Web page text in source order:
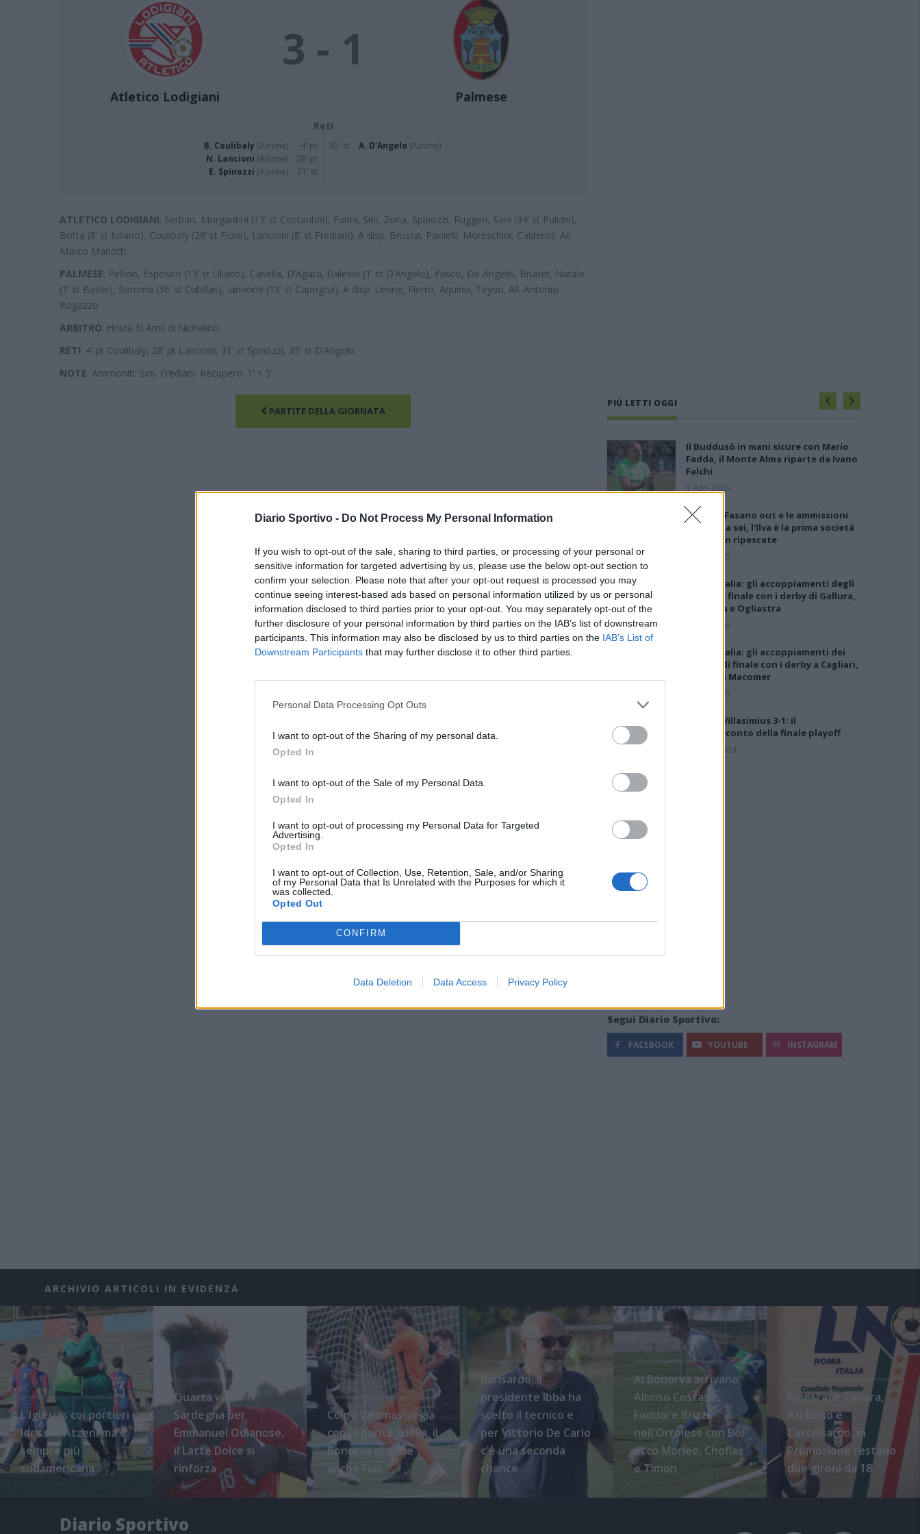
Diario Sportivo - Do Not Process My Personal Information
If you wish to opt-out of the sale, sharing to third parties, or processing of your personal or
sensitive information for targeted advertising by us, please use the below opt-out section to
confirm your selection. Please note that after your opt-out request is processed you may
continue seeing interest-based ads based on personal information utilized by us or personal
information disclosed to third parties prior to your opt-out. You may separately opt-out of the
further disclosure of your personal information by third parties on the IAB’s list of downstream
participants. This information may also be disclosed by us to third parties on the IAB’s List of
Downstream Participants that may further disclose it to other third parties.
Personal Data Processing Opt Outs
I want to opt-out of the Sharing of my personal data.
Opted In
I want to opt-out of the Sale of my Personal Data.
Opted In
I want to opt-out of processing my Personal Data for Targeted
Advertising.
Opted In
I want to opt-out of Collection, Use, Retention, Sale, and/or Sharing
of my Personal Data that Is Unrelated with the Purposes for which it
was collected.
Opted Out
CONFIRM
Data Deletion Data Access Privacy Policy
Atletico Lodigiani
3 - 1
Palmese
Reti
B. Coulibaly (Azione)
4' pt
N. Lancioni (Azione)
28' pt
E. Spinozzi (Azione) 31' st
35' st A. D'Angelo (Azione)
ATLETICO LODIGIANI: Serban, Morgantini (13’ st Costantini), Farini, Sini, Zona, Spinozzi, Ruggeri, Sani (34’ st Pulcini),
Botta (8’ st Iuliano), Coulibaly (26’ st Fiore), Lancioni (8’ st Frediani). A disp. Brusca, Paolelli, Moreschini, Calderoli. All.
Marco Mariotti.
PALMESE: Pellino, Esposito (13’ st Uliano), Casella, D’Agata, Galesio (1’ st D’Angelo), Fusco, De Angelis, Brunet, Natale
(1’ st Basile), Somma (36’ st Cubillas), Iannone (13’ st Capogna). A disp. Leone, Fierro, Aquino, Teyou. All. Antonio
Rogazzo
ARBITRO: Hmza El Amil di Nichelino
RETI: 4’ pt Coulibaly, 28’ pt Lancioni, 31’ st Spinozzi, 35’ st D’Angelo.
NOTE: Ammoniti: Sini, Frediani. Recupero: 1’ + 5’
PARTITE DELLA GIORNATA
PIÙ LETTI OGGI
Il Buddusò in mani sicure con Mario
Fadda, il Monte Alma riparte da Ivano
Falchi
5 Ago 2026
Anche il Fasano out e le ammissioni
salgono a sei, l'Ilva è la prima società
tra le non ripescate
5 Ago 2026
Coppa Italia: gli accoppiamenti degli
ottavi di finale con i derby di Gallura,
Barbagia e Ogliastra
5 Ago 2026
Coppa Italia: gli accoppiamenti dei
16esimi di finale con i derby a Cagliari,
Sassari e Macomer
5 Ago 2026
Ossese-Villasimius 3-1: il
videoracconto della finale playoff
14 Mag 2024
Segui Diario Sportivo:
FACEBOOK YOUTUBE INSTAGRAM
ARCHIVIO ARTICOLI IN EVIDENZA
L'Iglesias coi portieri
Idrissi e Atzeni ma è
sempre più
sudamericana
Quarta volta in
Sardegna per
Emmanuel Odianose,
il Latte Dolce si
rinforza
Colpo Villamassargia
con la punta Suella, il
Bonorva prende
anche Fois
Barisardo, il
presidente Ibba ha
scelto il tecnico e
per Vittorio De Carlo
c'è una seconda
chance
Al Bonorva arrivano
Alonso Costas,
Foddai e Brizzi,
nell'Orrolese con Boi
ecco Morleo, Choflas
e Timon
Ripescate Tonara,
Atl Bono e
Castelsardo, in
Promozione restano
due gironi da 18
Diario Sportivo